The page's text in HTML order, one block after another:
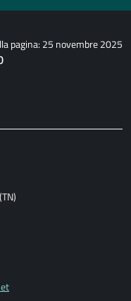
pagina: 25 novembre 2025